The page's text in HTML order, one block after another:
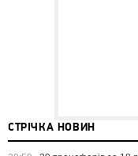
СТРІЧКА НОВИН